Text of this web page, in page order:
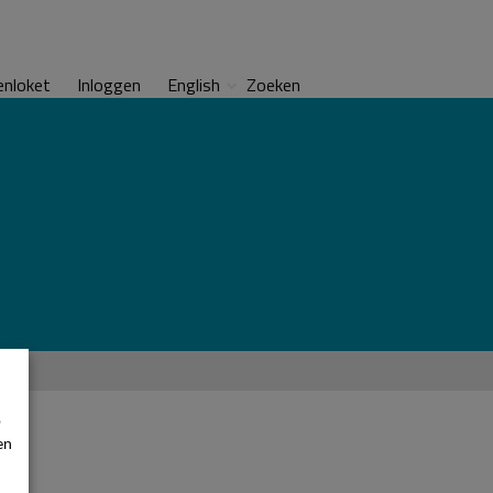
Inloggen English Zoeken